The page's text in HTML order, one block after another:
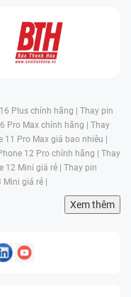
Plus chính hãng | Thay pin
Pro Max chính hãng | Thay
11 Pro Max giá bao nhiêu |
12 Pro chính hãng | Thay
12 Mini giá rẻ | Thay pin
giá rẻ |
Xem thêm